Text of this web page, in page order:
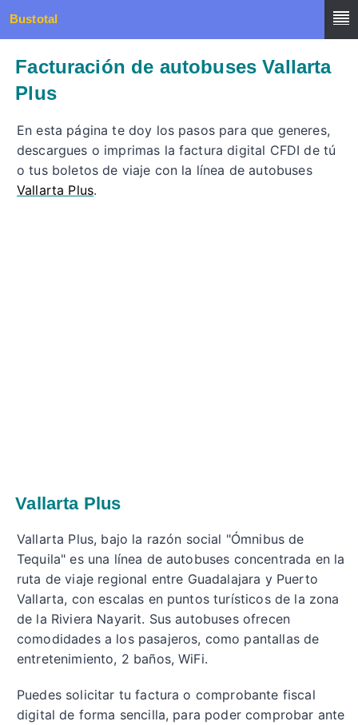
Bustotal
Facturación de autobuses Vallarta
Plus
En esta página te doy los pasos para que generes,
descargues o imprimas la factura digital CFDI de tú
o tus boletos de viaje con la línea de autobuses
Vallarta Plus.
Vallarta Plus
Vallarta Plus, bajo la razón social "Ómnibus de
Tequila" es una línea de autobuses concentrada en la
ruta de viaje regional entre Guadalajara y Puerto
Vallarta, con escalas en puntos turísticos de la zona
de la Riviera Nayarit. Sus autobuses ofrecen
comodidades a los pasajeros, como pantallas de
entretenimiento, 2 baños, WiFi.
Puedes solicitar tu factura o comprobante fiscal
digital de forma sencilla, para poder comprobar ante